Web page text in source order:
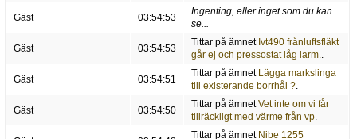
Gäst 03:54:53
Ingenting, eller inget som du kan
se...
Gäst 03:54:53
Tittar på ämnet Ivt490 frånluftsfläkt
går ej och pressostat låg larm..
Gäst 03:54:51
Tittar på ämnet Lägga markslinga
till existerande borrhål ?.
Gäst 03:54:50
Tittar på ämnetVet inte om vi får
tillräckligt med värme från vp.
Tittar på ämnet Nibe 1255